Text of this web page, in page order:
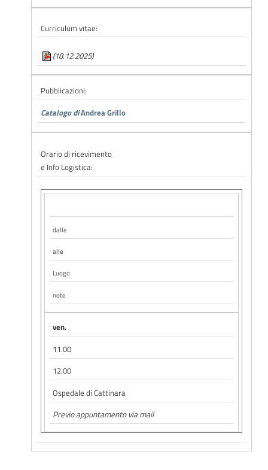
Curriculum vitae:
(18.12.2025)
Pubblicazioni:
Catalogo diAndrea Grillo
Orario di ricevimento
e Info Logistica:
dalle
alle
Luogo
note
ven.
11.00
12.00
Ospedale di Cattinara
Previo appuntamento via mail